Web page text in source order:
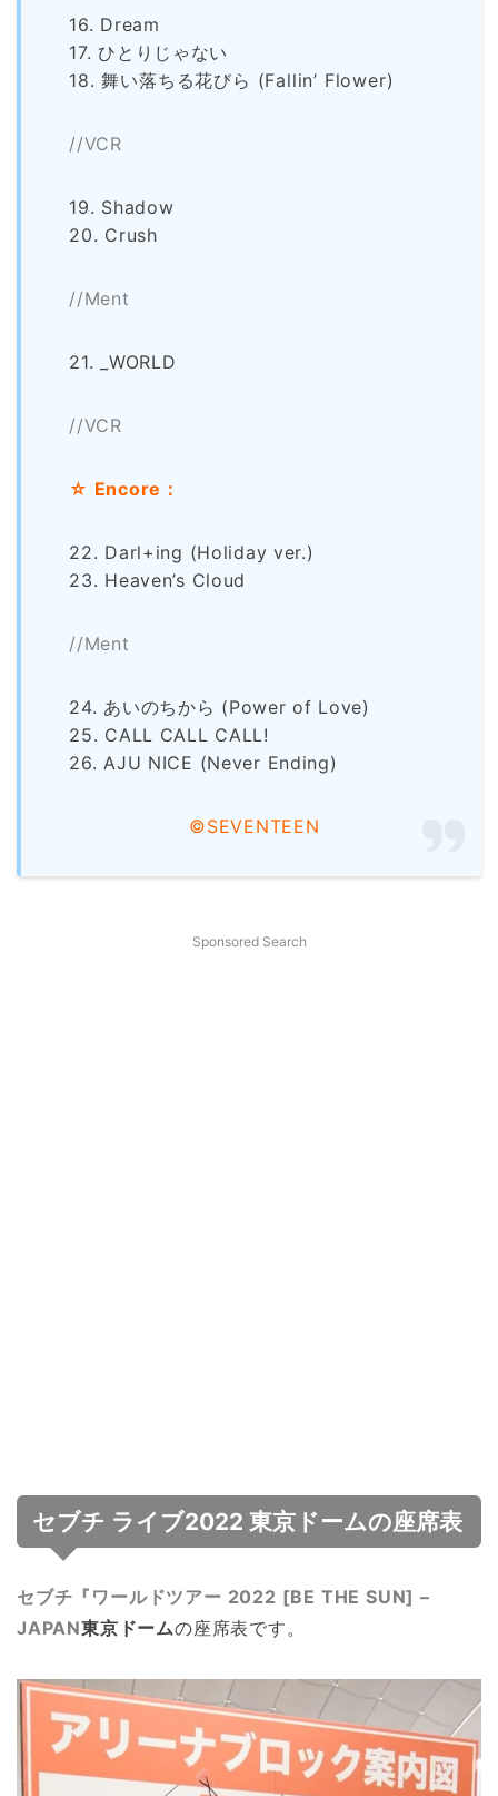
16. Dream
17. ひとりじゃない
18. 舞い落ちる花びら (Fallin’ Flower)
//VCR
19. Shadow
20. Crush
//Ment
21. _WORLD
//VCR
☆ Encore：
22. Darl+ing (Holiday ver.)
23. Heaven’s Cloud
//Ment
24. あいのちから (Power of Love)
25. CALL CALL CALL!
26. AJU NICE (Never Ending)
©SEVENTEEN
Sponsored Search
セブチ ライブ2022 東京ドームの座席表
セブチ『ワールドツアー 2022 [BE THE SUN] –
JAPAN東京ドームの座席表です。